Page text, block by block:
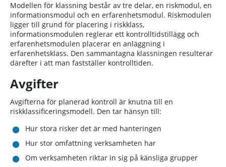
Modellen för klassning består av tre delar, en riskmodul, en
informationsmodul och en erfarenhetsmodul. Riskmodulen
ligger till grund för placering i riskklass,
informationsmodulen reglerar ett kontrolltidstillägg och
erfarenhetsmodulen placerar en anläggning i
erfarenhetsklass. Den sammantagna klassningen resulterar
därefter i att man fastställer kontrolltiden.
Avgifter
Avgifterna för planerad kontroll är knutna till en
riskklassificeringsmodell. Den tar hänsyn till:
Hur stora risker det är med hanteringen
Hur stor omfattning verksamheten har
Om verksamheten riktar in sig på känsliga grupper